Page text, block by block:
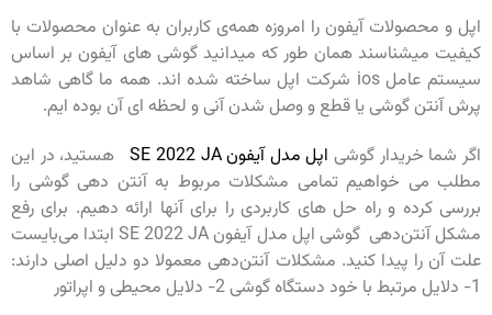
اپل و محصولات آیفون را امروزه همه‌ی کاربران به عنوان محصولات با
کیفیت میشناسند همان طور که میدانید گوشی های آیفون بر اساس
سیستم عامل ios شرکت اپل ساخته شده اند. همه ما گاهی شاهد
پرش آنتن گوشی یا قطع و وصل شدن آنی و لحظه ای آن بوده ایم.
اگر شما خریدار گوشی اپل مدل آیفون SE 2022 JA
هستید، در این
مطلب می خواهیم تمامی مشکلات مربوط به آنتن دهی گوشی را
بررسی کرده و راه حل های کاربردی را برای آنها ارائه دهیم. برای رفع
مشکل آنتن‌دهی گوشی اپل مدل آیفون SE 2022 JA ابتدا می‌بایست
علت آن را پیدا کنید. مشکلات آنتن‌دهی معمولا دو دلیل اصلی دارند:
1- دلایل مرتبط با خود دستگاه گوشی 2- دلایل محیطی و اپراتور